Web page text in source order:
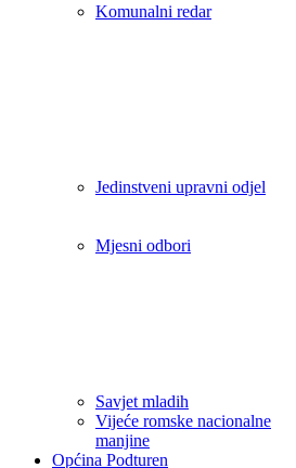
Komunalni redar
Jedinstveni upravni odjel
Mjesni odbori
Savjet mladih
Vijeće romske nacionalne
manjine
Općina Podturen